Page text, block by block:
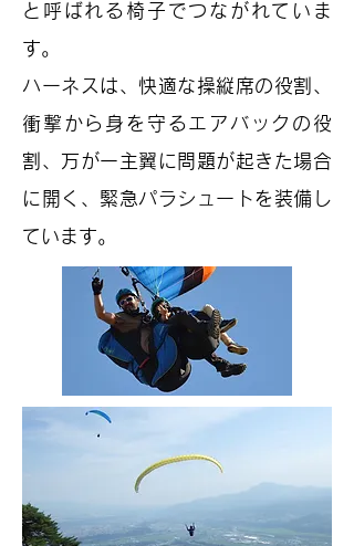
と呼ばれる椅子でつながれていま
す。
​ハーネスは、快適な操縦席の役割、
衝撃から身を守るエアバックの役
割、万が一主翼に問題が起きた場合
に開く、緊急パラシュートを装備し
ています。